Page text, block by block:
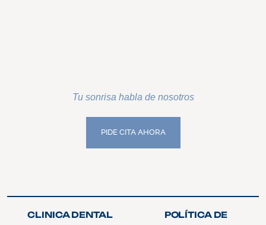
Tu sonrisa habla de nosotros
PIDE CITA AHORA
CLINICA DENTAL
POLÍTICA DE